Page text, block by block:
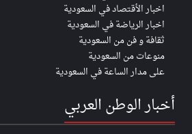
اخبار الأقتصاد في السعودية
اخبار الرياضة في السعودية
ثقافة و فن من السعودية
منوعات من السعودية
على مدار الساعة في السعودية
أخبار الوطن العربي